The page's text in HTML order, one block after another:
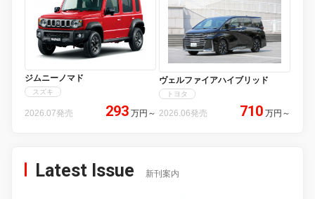
ジムニーノマド
スズキ
2026.07発売 293 万円 ～
ヴェルファイアハイブリッド
トヨタ
2026.06発売 710 万円 ～
Latest Issue 新刊案内